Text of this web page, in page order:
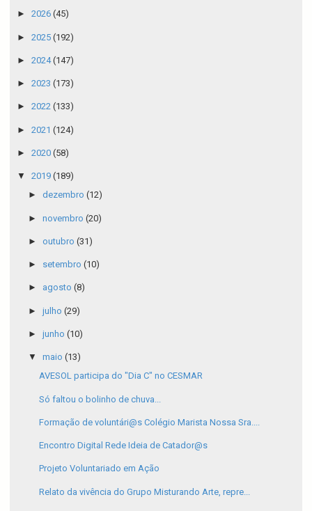
► 2026 (45)
► 2025 (192)
► 2024(147)
► 2023 (173)
► 2022 (133)
► 2021 (124)
► 2020 (58)
▼ 2019 (189)
► dezembro (12)
► novembro (20)
► outubro (31)
► setembro (10)
► agosto (8)
► julho (29)
► junho (10)
▼ maio (13)
AVESOL participa do "Dia C" no CESMAR
Só faltou o bolinho de chuva...
Formação de voluntári@s Colégio Marista Nossa Sra....
Encontro Digital Rede Ideia de Catador@s
Projeto Voluntariado em Ação
Relato da vivência do Grupo Misturando Arte, repre...